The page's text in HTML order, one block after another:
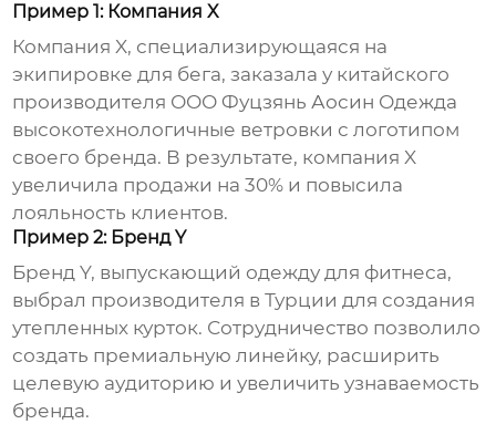
Пример 1: Компания X
Компания X, специализирующаяся на
экипировке для бега, заказала у китайского
производителя ООО Фуцзянь Аосин Одежда
высокотехнологичные ветровки с логотипом
своего бренда. В результате, компания X
увеличила продажи на 30% и повысила
лояльность клиентов.
Пример 2: Бренд Y
Бренд Y, выпускающий одежду для фитнеса,
выбрал производителя в Турции для создания
утепленных курток. Сотрудничество позволило
создать премиальную линейку, расширить
целевую аудиторию и увеличить узнаваемость
бренда.